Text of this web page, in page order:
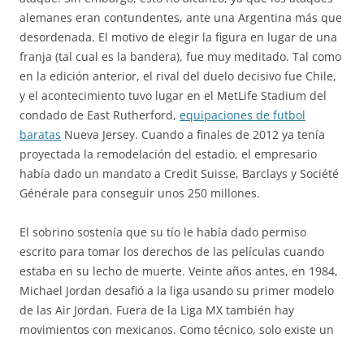
alemanes eran contundentes, ante una Argentina más que
desordenada. El motivo de elegir la figura en lugar de una
franja (tal cual es la bandera), fue muy meditado. Tal como
en la edición anterior, el rival del duelo decisivo fue Chile,
y el acontecimiento tuvo lugar en el MetLife Stadium del
condado de East Rutherford, equipaciones de futbol
baratas Nueva Jersey. Cuando a finales de 2012 ya tenía
proyectada la remodelación del estadio, el empresario
había dado un mandato a Credit Suisse, Barclays y Société
Générale para conseguir unos 250 millones.
El sobrino sostenía que su tío le había dado permiso
escrito para tomar los derechos de las películas cuando
estaba en su lecho de muerte. Veinte años antes, en 1984,
Michael Jordan desafió a la liga usando su primer modelo
de las Air Jordan. Fuera de la Liga MX también hay
movimientos con mexicanos. Como técnico, solo existe un